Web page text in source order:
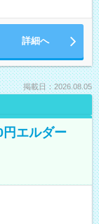
詳細へ
掲載日：2026.08.05
円エルダー